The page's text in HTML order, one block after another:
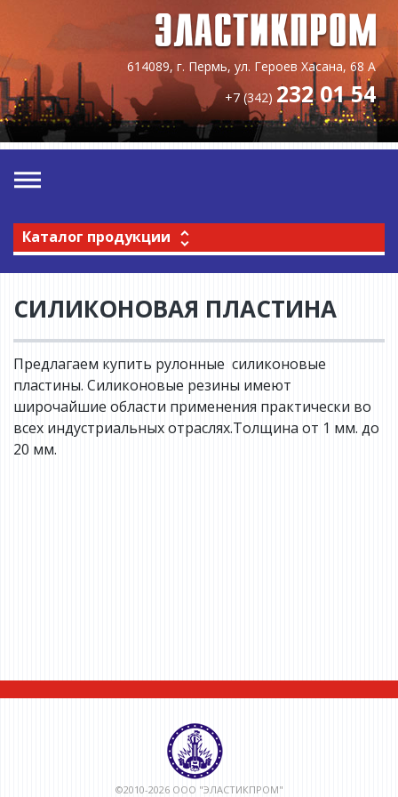
614089, г. Пермь, ул. Героев Хасана, 68 А
+7 (342) 232 01 54
Каталог продукции
СИЛИКОНОВАЯ ПЛАСТИНА
Предлагаем купить рулонные силиконовые
пластины. Силиконовые резины имеют
широчайшие области применения практически во
всех индустриальных отраслях.Толщина от 1 мм. до
20 мм.
©2010-2026 ООО "ЭЛАСТИКПРОМ"